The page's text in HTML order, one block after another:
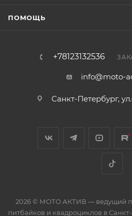
ПОМОЩЬ
+78123132536
info@moto-
Санкт-Петербург,
2026 © МОТО АКТИВ — ведущий
питбайков и квадроциклов в